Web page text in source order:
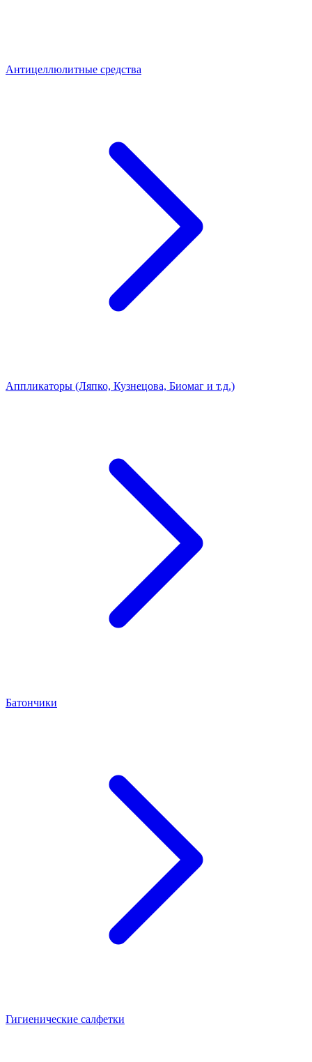
Антицеллюлитные средства
Аппликаторы (Ляпко, Кузнецова, Биомаг и т.д.)
Батончики
Гигиенические салфетки